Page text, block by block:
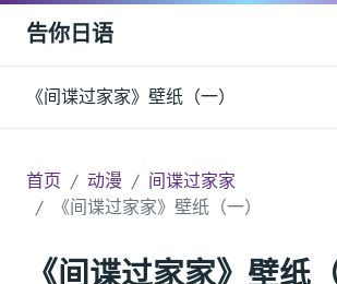
告你日语
《间谍过家家》壁纸（一）
首页 动漫
间谍过家家
《间谍过家家》壁纸（一）
《间谍过家家》壁纸